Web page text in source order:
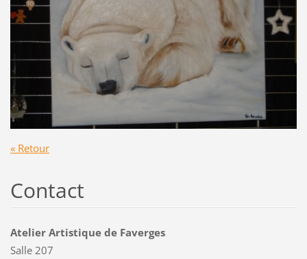
« Retour
Contact
Atelier Artistique de Faverges
Salle 207